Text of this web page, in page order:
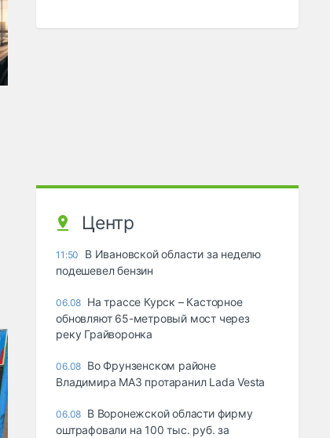
Центр
11:50
В Ивановской области за неделю
подешевел бензин
06.08 На трассе Курск – Касторное
обновляют 65-метровый мост через
реку Грайворонка
06.08 Во Фрунзенском районе
Владимира МАЗ протаранил Lada Vesta
06.08 В Воронежской области фирму
оштрафовали на 100 тыс. руб. за